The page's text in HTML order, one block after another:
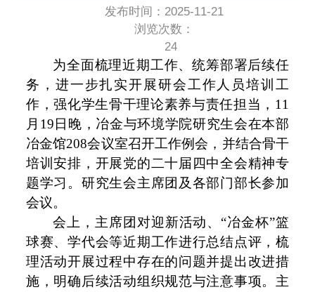
发布时间：2025-11-21
浏览次数：
24
为全面梳理近期工作、统筹部署后续任
务，进一步扎实开展研会工作人员培训工
作，强化学生骨干理论素养与责任担当，11
月19日晚，冶金与环境学院研究生会在本部
冶金馆208会议室召开工作例会，并结合骨干
培训安排，开展党的二十届四中全会精神专
题学习。研究生会主席团及各部门部长参加
会议。
会上，主席团对迎新活动、“冶金杯”篮
球赛、学代会等近期工作进行总结点评，梳
理活动开展过程中存在的问题并提出改进措
施，明确后续活动组织规范与注意事项。主